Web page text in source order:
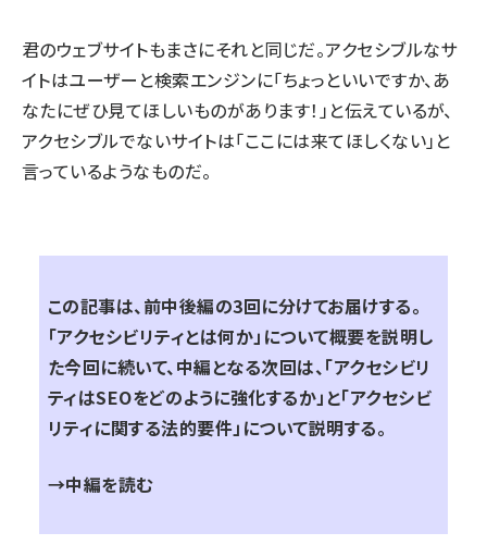
君のウェブサイトもまさにそれと同じだ。アクセシブルなサ
イトはユーザーと検索エンジンに「ちょっといいですか、あ
なたにぜひ見てほしいものがあります！」と伝えているが、
アクセシブルでないサイトは「ここには来てほしくない」と
言っているようなものだ。
この記事は、前中後編の3回に分けてお届けする。
「アクセシビリティとは何か」について概要を説明し
た今回に続いて、中編となる次回は、「アクセシビリ
ティはSEOをどのように強化するか」と「アクセシビ
リティに関する法的要件」について説明する。
→中編を読む